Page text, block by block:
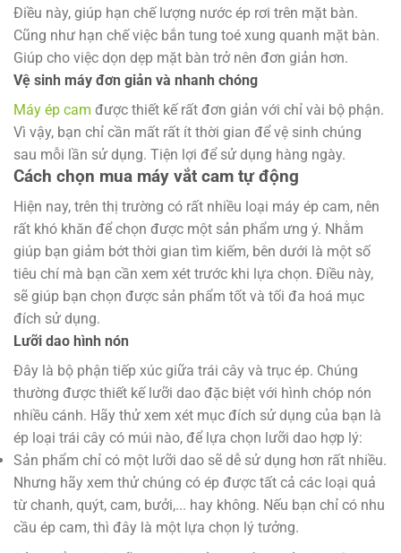
Điều này, giúp hạn chế lượng nước ép rơi trên mặt bàn.
Cũng như hạn chế việc bắn tung toé xung quanh mặt bàn.
Giúp cho việc dọn dẹp mặt bàn trở nên đơn giản hơn.
Vệ sinh máy đơn giản và nhanh chóng
Máy ép cam được thiết kế rất đơn giản với chỉ vài bộ phận.
Vì vậy, bạn chỉ cần mất rất ít thời gian để vệ sinh chúng
sau mỗi lần sử dụng. Tiện lợi để sử dụng hàng ngày.
Cách chọn mua máy vắt cam tự động
Hiện nay, trên thị trường có rất nhiều loại máy ép cam, nên
rất khó khăn để chọn được một sản phẩm ưng ý. Nhằm
giúp bạn giảm bớt thời gian tìm kiếm, bên dưới là một số
tiêu chí mà bạn cần xem xét trước khi lựa chọn. Điều này,
sẽ giúp bạn chọn được sản phẩm tốt và tối đa hoá mục
đích sử dụng.
Lưỡi dao hình nón
Đây là bộ phận tiếp xúc giữa trái cây và trục ép. Chúng
thường được thiết kế lưỡi dao đặc biệt với hình chóp nón
nhiều cánh. Hãy thử xem xét mục đích sử dụng của bạn là
ép loại trái cây có múi nào, để lựa chọn lưỡi dao hợp lý:
Sản phẩm chỉ có một lưỡi dao sẽ dễ sử dụng hơn rất nhiều.
Nhưng hãy xem thử chúng có ép được tất cả các loại quả
từ chanh, quýt, cam, bưởi,... hay không. Nếu bạn chỉ có nhu
cầu ép cam, thì đây là một lựa chọn lý tưởng.